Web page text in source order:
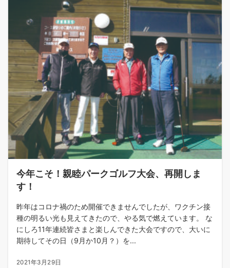
今年こそ！親睦パークゴルフ大会、再開しま
す！
昨年はコロナ禍のため開催できませんでしたが、ワクチン接
種の明るい光も見えてきたので、やる気で燃えています。 な
にしろ11年連続皆さまと楽しんできた大会ですので、大いに
期待してその日（9月か10月？）を...
2021年3月29日